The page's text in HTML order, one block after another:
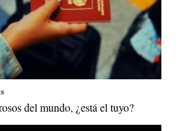
del mundo, ¿está el tuyo?